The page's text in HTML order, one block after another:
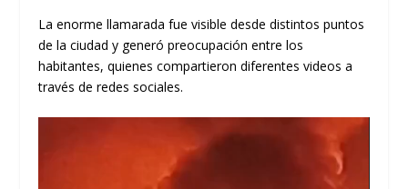
La enorme llamarada fue visible desde distintos puntos
de la ciudad y generó preocupación entre los
habitantes, quienes compartieron diferentes videos a
través de redes sociales.